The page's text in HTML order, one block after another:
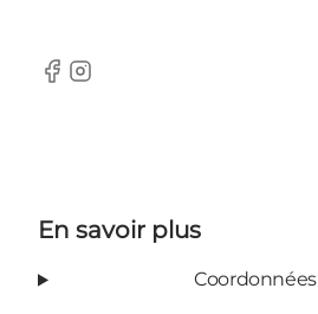
Facebook
Instagram
En savoir plus
Coordonnées